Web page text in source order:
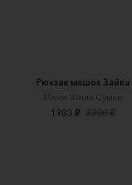
Рюкзак мешок Зайка
Мама Шила Сумки
1900 ₽ 2200 ₽